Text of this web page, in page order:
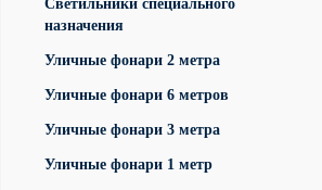
Светильники специального
назначения
Уличные фонари 2 метра
Уличные фонари 6 метров
Уличные фонари 3 метра
Уличные фонари 1 метр